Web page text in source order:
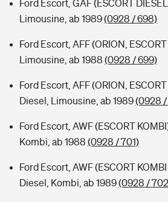
Ford Escort, GAF (ESCORT
Limousine, ab 1989(0928 / 698)
Ford Escort, AFF (ORION,
Limousine, ab 1988 (0928 / 699)
Ford Escort, AFF (ORION,
Diesel, Limousine, ab 1989(0928
Ford Escort, AWF (ESCORT
Kombi, ab 1988 (0928 / 701)
Ford Escort, AWF (ESCORT
Diesel, Kombi, ab 1989(0928 /